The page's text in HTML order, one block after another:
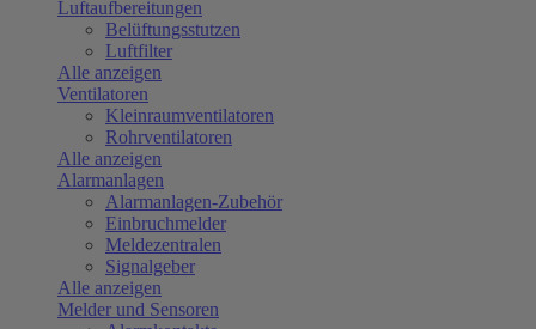
Luftaufbereitungen
Belüftungsstutzen
Luftfilter
Alle anzeigen
Ventilatoren
Kleinraumventilatoren
Rohrventilatoren
Alle anzeigen
Alarmanlagen
Alarmanlagen-Zubehör
Einbruchmelder
Meldezentralen
Signalgeber
Alle anzeigen
Melder und Sensoren